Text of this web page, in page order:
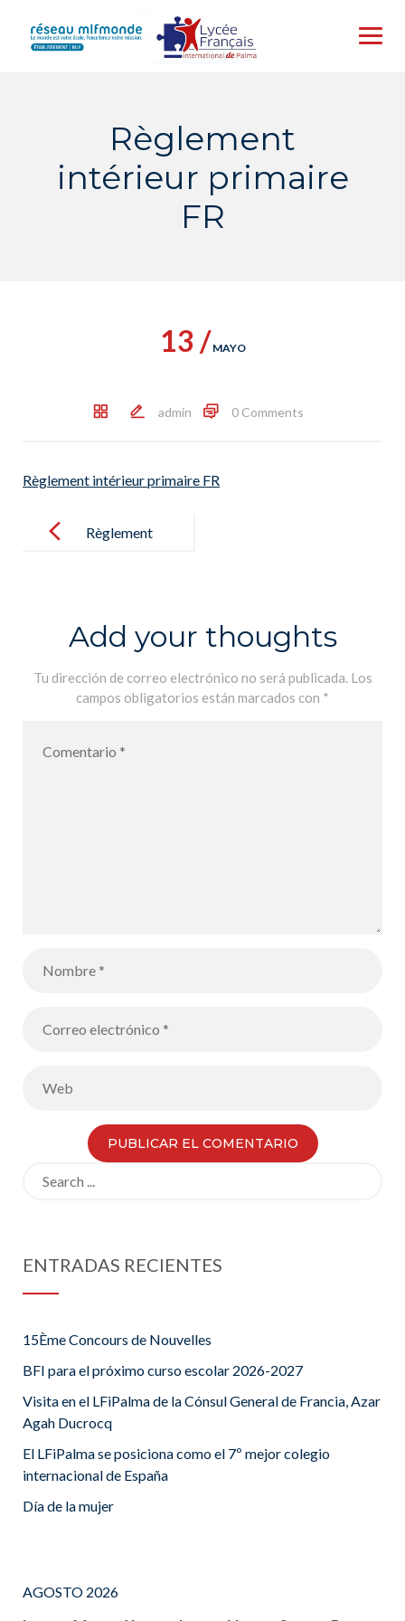
content
Règlement
intérieur primaire
FR
13 / MAYO
admin 0 Comments
Règlement intérieur primaire FR
navigation Règlement
Add your thoughts
Tu dirección de correo electrónico no será publicada. Los
campos obligatorios están marcados con *
ENTRADAS RECIENTES
15Ème Concours de Nouvelles
BFI para el próximo curso escolar 2026-2027
Visita en el LFiPalma de la Cónsul General de Francia, Azar
Agah Ducrocq
El LFiPalma se posiciona como el 7º mejor colegio
internacional de España
Día de la mujer
AGOSTO 2026